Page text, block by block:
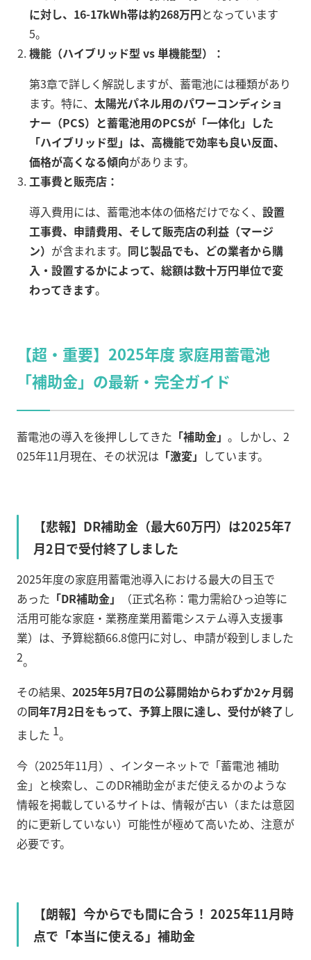
に対し、16-17kWh帯は約268万円となっています
5。
機能（ハイブリッド型 vs 単機能型）：
第3章で詳しく解説しますが、蓄電池には種類があり
ます。特に、 太陽光パネル用のパワーコンディショ
ナー（PCS）と蓄電池用のPCSが「一体化」した
「ハイブリッド型」は、高機能で効率も良い反面、
価格が高くなる傾向があります。
工事費と販売店：
導入費用には、蓄電池本体の価格だけでなく、 設置
工事費、申請費用、そして販売店の利益（マージ
ン） が含まれます。 同じ製品でも、どの業者から購
入・設置するかによって、総額は数十万円単位で変
わってきます。
【超・重要】2025年度 家庭用蓄電池
「補助金」の最新・完全ガイド
蓄電池の導入を後押ししてきた 「補助金」 。しかし、2
025年11月現在、その状況は 「激変」 しています。
【悲報】DR補助金（最大60万円）は2025年7
月2日で受付終了しました
2025年度の家庭用蓄電池導入における最大の目玉で
あった 「DR補助金」
（正式名称：電力需給ひっ迫等に
活用可能な家庭・業務産業用蓄電システム導入支援事
業）は、予算総額66.8億円に対し、申請が殺到しました
2。
その結果、 2025年5月7日の公募開始からわずか2ヶ月弱
の同年7月2日をもって、予算上限に達し、受付が終了し
ました 1。
今（2025年11月）、インターネットで「蓄電池 補助
金」と検索し、このDR補助金がまだ使えるかのような
情報を掲載しているサイトは、情報が古い（または意図
的に更新していない）可能性が極めて高いため、注意が
必要です。
【朗報】今からでも間に合う！ 2025年11月時
点で「本当に使える」補助金